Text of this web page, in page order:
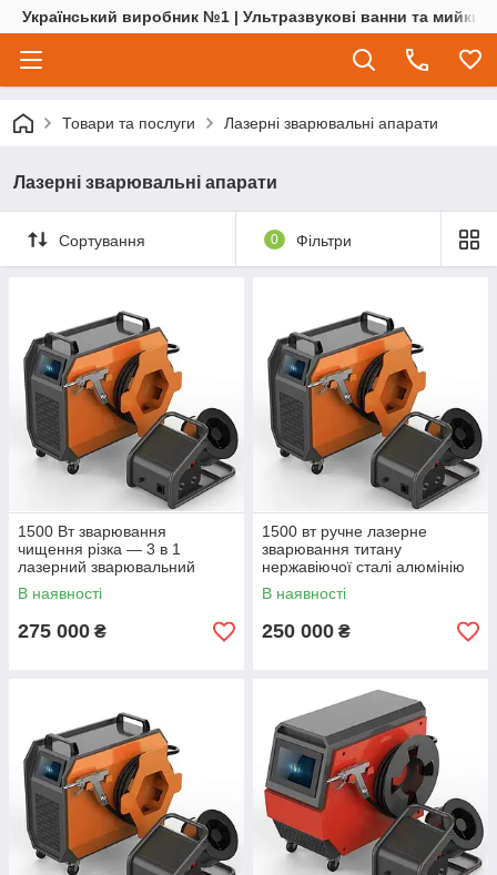
Український виробник №1 | Ультразвукові ванни та мийки |
Товари та послуги Лазерні зварювальні апарати
Лазерні зварювальні апарати
Сортування 0 Фільтри
1500 Вт зварювання
чищення різка — 3 в 1
лазерний зварювальний
верстат алюмінію нержавійки
сталі
В наявності
275 000 ₴
1500 вт ручне лазерне
зварювання титану
нержавіючої сталі алюмінію
зварювальний лазерний
апарат 3в1
В наявності
250 000 ₴